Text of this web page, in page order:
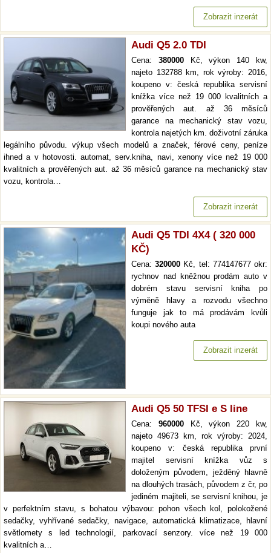
Zobrazit inzerát
Audi Q5 2.0 TDI
Cena: 380000Kč, výkon 140 kw,
najeto 132788 km, rok výroby: 2016,
koupeno v: česká republika servisní
knížka více než 19 000 kvalitních a
prověřených aut. až 36 měsíců
garance na mechanický stav vozu,
kontrola najetých km. doživotní záruka
legálního původu. výkup všech modelů a značek, férové ceny, peníze
ihned a v hotovosti. automat, serv.kniha, navi, xenony více než 19 000
kvalitních a prověřených aut. až 36 měsíců garance na mechanický stav
vozu, kontrola…
Zobrazit inzerát
Audi Q5 TDI 4X4 ( 320 000
KČ)
Cena:320000 Kč, tel: 774147677 okr:
rychnov nad kněžnou prodám auto v
dobrém stavu servisní kniha po
výměně hlavy a rozvodu všechno
funguje jak to má prodávám kvůli
koupi nového auta
Zobrazit inzerát
Audi Q5 50 TFSI e S line
Cena: 960000Kč, výkon 220 kw,
najeto 49673 km, rok výroby: 2024,
koupeno v: česká republika první
majitel servisní knížka vůz s
doloženým původem, ježděný hlavně
na dlouhých trasách, původem z čr, po
jediném majiteli, se servisní knihou, je
v perfektním stavu, s bohatou výbavou: pohon všech kol, polokožené
sedačky, vyhřívané sedačky, navigace, automatická klimatizace, hlavní
světlomety s led technologií, parkovací senzory. více než 19 000
kvalitních a…